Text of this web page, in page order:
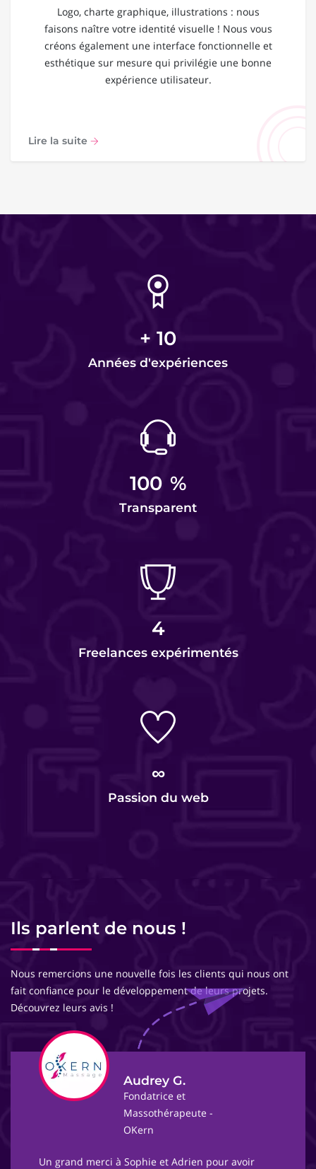
Logo, charte graphique, illustrations : nous
faisons naître votre identité visuelle ! Nous vous
créons également une interface fonctionnelle et
esthétique sur mesure qui privilégie une bonne
expérience utilisateur.
Lire la suite
+ 10
Années d'expériences
100 %
Transparent
4
Freelances expérimentés
∞
Passion du web
Ils parlent de nous !
Nous remercions une nouvelle fois les clients qui nous ont
fait confiance pour le développement de leurs projets.
Découvrez leurs avis !
Audrey G.
Fondatrice et
Massothérapeute -
OKern
Un grand merci à Sophie et Adrien pour avoir